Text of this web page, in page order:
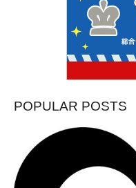
POPULAR POSTS